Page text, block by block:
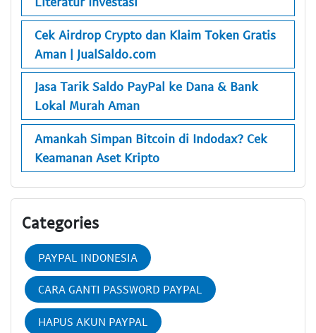
Cek Airdrop Crypto dan Klaim Token Gratis
Aman | JualSaldo.com
Jasa Tarik Saldo PayPal ke Dana & Bank
Lokal Murah Aman
Amankah Simpan Bitcoin di Indodax? Cek
Keamanan Aset Kripto
Categories
PAYPAL INDONESIA
CARA GANTI PASSWORD PAYPAL
HAPUS AKUN PAYPAL